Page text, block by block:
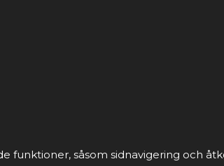
såsom sidnavigering och